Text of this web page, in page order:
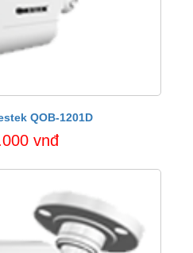
QOB-1201D
vnđ